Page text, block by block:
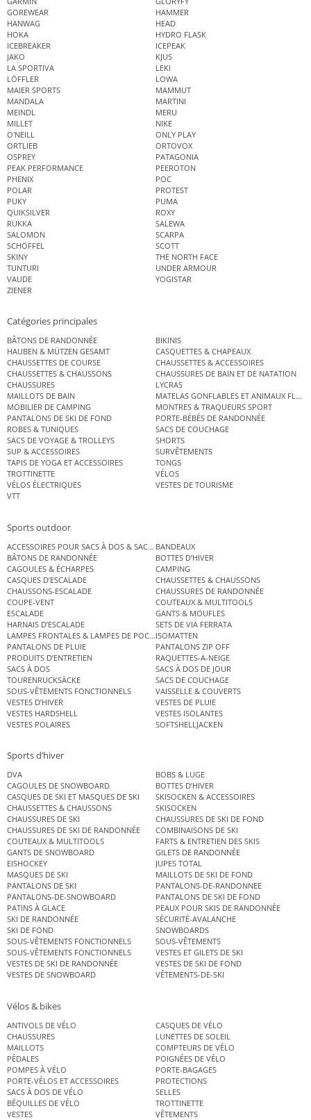
GOREWEAR
HAMMER
HANWAG
HEAD
HOKA
HYDRO FLASK
ICEBREAKER
ICEPEAK
JAKO
KJUS
LA SPORTIVA
LEKI
LÖFFLER
LOWA
MAIER SPORTS
MAMMUT
MANDALA
MARTINI
MEINDL
MERU
MILLET
NIKE
O'NEILL
ONLY PLAY
ORTLIEB
ORTOVOX
OSPREY
PATAGONIA
PEAK PERFORMANCE
PEEROTON
PHENIX
POC
POLAR
PROTEST
PUKY
PUMA
QUIKSILVER
ROXY
RUKKA
SALEWA
SALOMON
SCARPA
SCHÖFFEL
SCOTT
SKINY
THE NORTH FACE
TUNTURI
UNDER ARMOUR
VAUDE
YOGISTAR
ZIENER
Catégories principales
BÂTONS DE RANDONNÉE
BIKINIS
HAUBEN & MÜTZEN GESAMT
CASQUETTES & CHAPEAUX
CHAUSSETTES DE COURSE
CHAUSSETTES & ACCESSOIRES
CHAUSSETTES & CHAUSSONS
CHAUSSURES DE BAIN ET DE NATATION
CHAUSSURES
LYCRAS
MAILLOTS DE BAIN
MATELAS GONFLABLES ET ANIMAUX
MOBILIER DE CAMPING
MONTRES & TRAQUEURS SPORT
PANTALONS DE SKI DE FOND
PORTE-BÉBÉS DE RANDONNÉE
ROBES & TUNIQUES
SACS DE COUCHAGE
SACS DE VOYAGE & TROLLEYS
SHORTS
SUP & ACCESSOIRES
SURVÊTEMENTS
TAPIS DE YOGA ET ACCESSOIRES
TONGS
TROTTINETTE
VÉLOS
VÉLOS ÉLECTRIQUES
VESTES DE TOURISME
VTT
Sports outdoor
ACCESSOIRES POUR SACS À DOS & SACS ÉTANCHES
BANDEAUX
BÂTONS DE RANDONNÉE
BOTTES D’HIVER
CAGOULES & ÉCHARPES
CAMPING
CASQUES D’ESCALADE
CHAUSSETTES & CHAUSSONS
CHAUSSONS-ESCALADE
CHAUSSURES DE RANDONNÉE
COUPE-VENT
COUTEAUX & MULTITOOLS
ESCALADE
GANTS & MOUFLES
HARNAIS D’ESCALADE
SETS DE VIA FERRATA
LAMPES FRONTALES & LAMPES DE POCHEISOMATTEN
PANTALONS DE PLUIE
PANTALONS ZIP OFF
PRODUITS D’ENTRETIEN
RAQUETTES-A-NEIGE
SACS À DOS
SACS À DOS DE JOUR
TOURENRUCKSÄCKE
SACS DE COUCHAGE
SOUS-VÊTEMENTS FONCTIONNELS
VAISSELLE & COUVERTS
VESTES D’HIVER
VESTES DE PLUIE
VESTES HARDSHELL
VESTES ISOLANTES
VESTES POLAIRES
SOFTSHELLJACKEN
Sports d’hiver
DVA
BOBS & LUGE
CAGOULES DE SNOWBOARD
BOTTES D’HIVER
CASQUES DE SKI ET MASQUES DE SKI
SKISOCKEN & ACCESSOIRES
CHAUSSETTES & CHAUSSONS
SKISOCKEN
CHAUSSURES DE SKI
CHAUSSURES DE SKI DE FOND
CHAUSSURES DE SKI DE RANDONNÉE
COMBINAISONS DE SKI
COUTEAUX & MULTITOOLS
FARTS & ENTRETIEN DES SKIS
GANTS DE SNOWBOARD
GILETS DE RANDONNÉE
EISHOCKEY
JUPES TOTAL
MASQUES DE SKI
MAILLOTS DE SKI DE FOND
PANTALONS DE SKI
PANTALONS-DE-RANDONNEE
PANTALONS-DE-SNOWBOARD
PANTALONS DE SKI DE FOND
PATINS À GLACE
PEAUX POUR SKIS DE RANDONNÉE
SKI DE RANDONNÉE
SÉCURITÉ-AVALANCHE
SKI DE FOND
SNOWBOARDS
SOUS-VÊTEMENTS FONCTIONNELS
SOUS-VÊTEMENTS
SOUS-VÊTEMENTS FONCTIONNELS
VESTES ET GILETS DE SKI
VESTES DE SKI DE RANDONNÉE
VESTES DE SKI DE FOND
VESTES DE SNOWBOARD
VÊTEMENTS-DE-SKI
Vélos & bikes
ANTIVOLS DE VÉLO
CASQUES DE VÉLO
CHAUSSURES
LUNETTES DE SOLEIL
MAILLOTS
COMPTEURS DE VÉLO
PÉDALES
POIGNÉES DE VÉLO
POMPES À VÉLO
PORTE-BAGAGES
PORTE-VÉLOS ET ACCESSOIRES
PROTECTIONS
SACS À DOS DE VÉLO
SELLES
BÉQUILLES DE VÉLO
TROTTINETTE
VESTES
VÊTEMENTS